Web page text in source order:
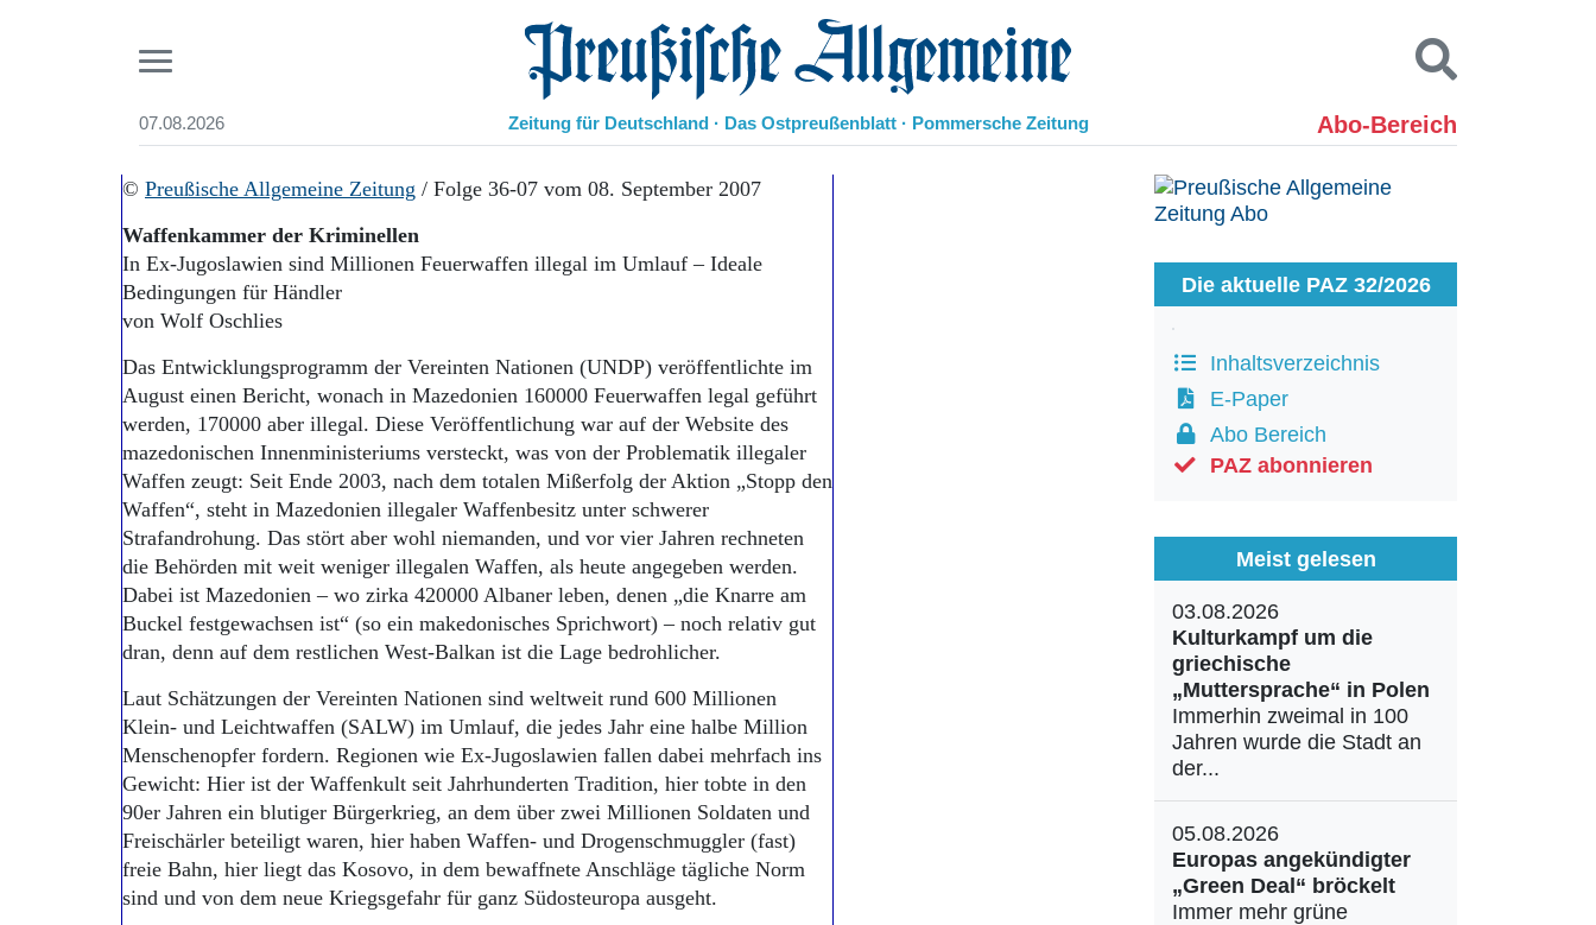
07.08.2026 Preußische Allgemeine Zeitung
Zeitung für Deutschland · Das Ostpreußenblatt · Pommersche Zeitung Abo-Bereich
Start
Aktuelle Ausgabe
Abonnenten-Login
Abonnent werden
Abo Prämien
Mediadaten
Panorama
Ostpreußen
Pommern
Berlin-Brandenburg
Schlesien
Danzig und Westpreußen
Kontakt
Suchen und finden
© Preußische Allgemeine Zeitung / Folge 36-07 vom 08. September 2007
Waffenkammer der Kriminellen
In Ex-Jugoslawien sind Millionen Feuerwaffen illegal im Umlauf – Ideale
Bedingungen für Händler
von Wolf Oschlies
Das Entwicklungsprogramm der Vereinten Nationen (UNDP) veröffentlichte im
August einen Bericht, wonach in Mazedonien 160000 Feuerwaffen legal geführt
werden, 170000 aber illegal. Diese Veröffentlichung war auf der Website des
mazedonischen Innenministeriums versteckt, was von der Problematik illegaler
Waffen zeugt: Seit Ende 2003, nach dem totalen Mißerfolg der Aktion „Stopp den
Waffen“, steht in Mazedonien illegaler Waffenbesitz unter schwerer
Strafandrohung. Das stört aber wohl niemanden, und vor vier Jahren rechneten
die Behörden mit weit weniger illegalen Waffen, als heute angegeben werden.
Dabei ist Mazedonien – wo zirka 420000 Albaner leben, denen „die Knarre am
Buckel festgewachsen ist“ (so ein makedonisches Sprichwort) – noch relativ gut
dran, denn auf dem restlichen West-Balkan ist die Lage bedrohlicher.
Laut Schätzungen der Vereinten Nationen sind weltweit rund 600 Millionen
Klein- und Leichtwaffen (SALW) im Umlauf, die jedes Jahr eine halbe Million
Menschenopfer fordern. Regionen wie Ex-Jugoslawien fallen dabei mehrfach ins
Gewicht: Hier ist der Waffenkult seit Jahrhunderten Tradition, hier tobte in den
90er Jahren ein blutiger Bürgerkrieg, an dem über zwei Millionen Soldaten und
Freischärler beteiligt waren, hier haben Waffen- und Drogenschmuggler (fast)
freie Bahn, hier liegt das Kosovo, in dem bewaffnete Anschläge tägliche Norm
sind und von dem neue Kriegsgefahr für ganz Südosteuropa ausgeht.
Die aktuelle PAZ 32/2026
Inhaltsverzeichnis
E-Paper
Abo Bereich
PAZ abonnieren
Meist gelesen
03.08.2026
Kulturkampf um die
griechische
„Muttersprache“ in Polen
Immerhin zweimal in 100
Jahren wurde die Stadt an
der...
05.08.2026
Europas angekündigter
„Green Deal“ bröckelt
Immer mehr grüne